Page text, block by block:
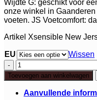
Wijdte G: geschikt voor
onze winkel in
voeten. JS Voetcomfort:
Artikel Xsensible New
EU
Wissen
Xsensible
New
Jersey
aantal
Toevoegen aan winkelwagen
Aanvullende